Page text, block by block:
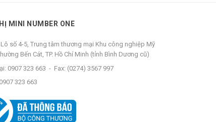
MINI NUMBER ONE
Lô số 4-5, Trung tâm thương mại Khu công nghiệp Mỹ
Bến Cát, TP. Hồ Chí Minh (tỉnh Bình Dương cũ)
0907 323 663 - Fax: (0274) 3567 997
0907 323 663